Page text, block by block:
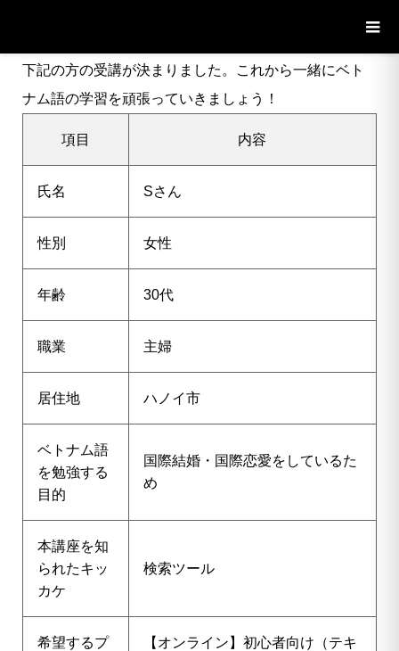
下記の方の受講が決まりました。これから一緒にベト
ナム語の学習を頑張っていきましょう！
項目 内容
氏名 Sさん
性別 女性
年齢 30代
職業 主婦
居住地 ハノイ市
ベトナム語
を勉強する
目的
国際結婚・国際恋愛をしているた
め
本講座を知
られたキッ
カケ
検索ツール
希望するプ
【オンライン】初心者向け（テキ